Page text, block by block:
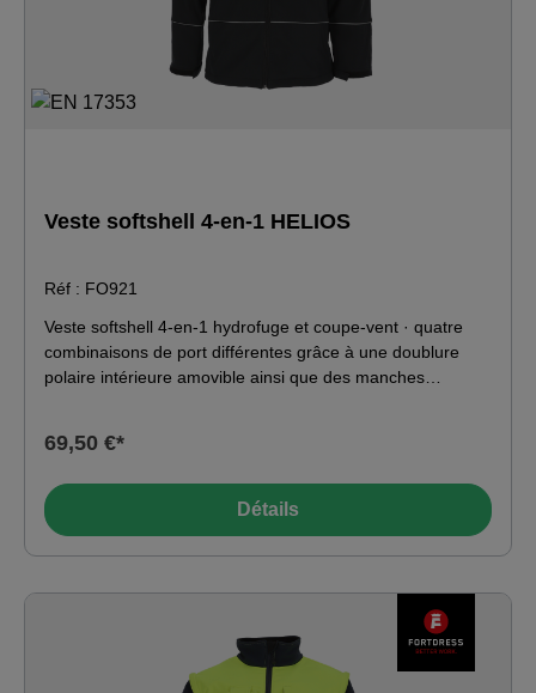
Veste softshell 4-en-1 HELIOS
Réf : FO921
Veste softshell 4-en-1 hydrofuge et coupe-vent · quatre
combinaisons de port différentes grâce à une doublure
polaire intérieure amovible ainsi que des manches
polaire amovible · manches amovibles · poche de poitrine
poche Napoléon avec fermeture à glissière à gauche ·
poches latérales avec fermeture à glissière · poignets
ajustables avec rabat en velcro et bords-côtes
cordon de serrage élastique dans l'ourlet du pour le
serrage · poignets tricotés à l'extrémité des manches ·
Idéale pour le secteur de la logistique.
69,50 €*
Détails